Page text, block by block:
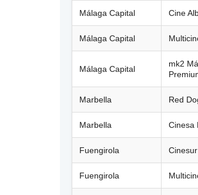
Málaga Capital Cine
Málaga Capital
Málaga Capital
mk2
Marbella Red
Marbella Cinesa
Fuengirola
Fuengirola